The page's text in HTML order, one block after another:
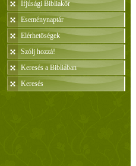
Ifjúsági Bibliakör
Eseménynaptár
Elérhetöségek
Szólj hozzá!
Keresés a Bibliában
Keresés